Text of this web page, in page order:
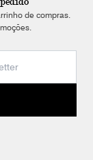
de compras.